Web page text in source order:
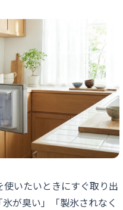
いたいときにすぐ取り出
が臭い」「製氷されなく